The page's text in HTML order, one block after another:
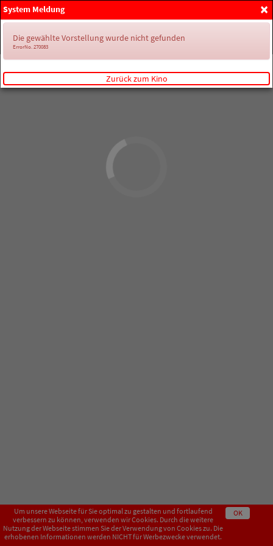
Anmelden
Um unsere Webseite für Sie optimal zu gestalten und fortlaufend
verbessern zu können, verwenden wir Cookies. Durch die weitere
Nutzung der Webseite stimmen Sie der Verwendung von Cookies zu. Die
erhobenen Informationen werden NICHT für Werbezwecke verwendet.
OK
×
System Meldung
Die gewählte Vorstellung wurde nicht gefunden
ErrorNo. 270083
Zurück zum Kino